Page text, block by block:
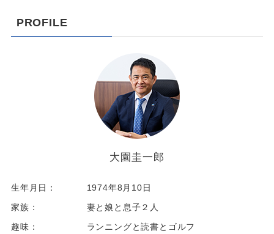
PROFILE
大園圭一郎
生年月日：
1974年8月10日
家族：
妻と娘と息子２人
趣味：
ランニングと読書とゴルフ